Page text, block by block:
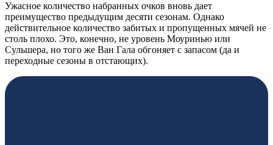
Ужасное количество набранных очков вновь дает
преимущество предыдущим десяти сезонам. Однако
действительное количество забитых и пропущенных мячей не
столь плохо. Это, конечно, не уровень Моуринью или
Сульшера, но того же Ван Гала обгоняет с запасом (да и
переходные сезоны в отстающих).